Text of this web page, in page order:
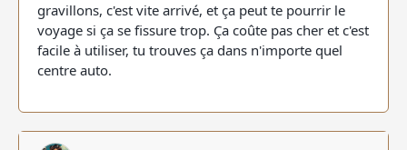
gravillons, c'est vite arrivé, et ça peut te pourrir le
voyage si ça se fissure trop. Ça coûte pas cher et c'est
facile à utiliser, tu trouves ça dans n'importe quel
centre auto.